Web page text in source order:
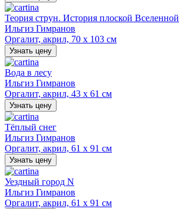
Теория струн. История плоской Вселенной
Ильгиз Гимранов
Оргалит, акрил, 70 х 103 см
Узнать цену
Вода в лесу
Ильгиз Гимранов
Оргалит, акрил, 43 х 61 см
Узнать цену
Тёплый снег
Ильгиз Гимранов
Оргалит, акрил, 61 х 91 см
Узнать цену
Уездный город N
Ильгиз Гимранов
Оргалит, акрил, 61 х 91 см